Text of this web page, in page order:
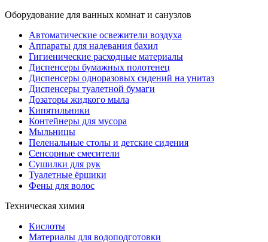
Оборудование для ванных комнат и санузлов
Автоматические освежители воздуха
Аппараты для надевания бахил
Гигиенические расходные материалы
Диспенсеры бумажных полотенец
Диспенсеры одноразовых сидений на унитаз
Диспенсеры туалетной бумаги
Дозаторы жидкого мыла
Кипятильники
Контейнеры для мусора
Мыльницы
Пеленальные столы и детские сидения
Сенсорные смесители
Сушилки для рук
Туалетные ёршики
Фены для волос
Техническая химия
Кислоты
Материалы для водоподготовки